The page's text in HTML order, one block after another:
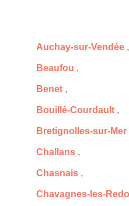
Auchay-sur-Vendée ,
Beaufou ,
Benet ,
Bouillé-Courdault ,
Bretignolles-sur-Mer
Challans ,
Chasnais ,
Chavagnes-les-